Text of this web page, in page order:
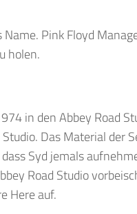
Pink Floyd
holen.
in den Abbey Road
Das Material der
Syd jemals
Road Studio
Here auf.